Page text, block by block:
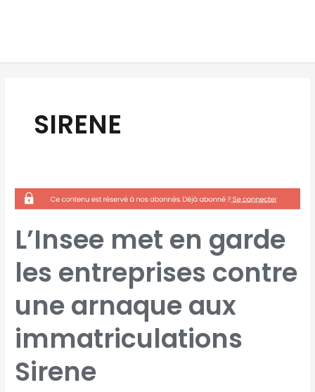
SIRENE
L’Insee met en garde
les entreprises contre
une arnaque aux
immatriculations
Sirene
L’INSEE
MET
EN
GARDE
CONTRE
UNE
ARNAQUE
IMMATRICULATIONS
SIRENE